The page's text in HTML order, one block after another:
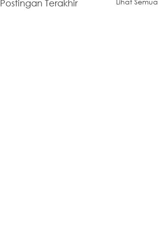
Postingan Terakhir